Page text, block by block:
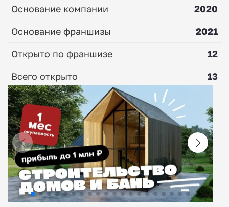
Основание компании
2020
Основание франшизы
2021
Открыто по франшизе
12
Всего открыто
13